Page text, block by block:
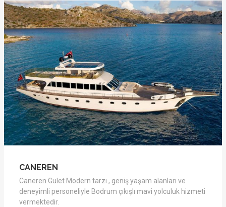
CANEREN
Caneren Gulet Modern tarzı , geniş yaşam alanları ve
deneyimli personeliyle Bodrum çıkışlı mavi yolculuk hizmeti
vermektedir.